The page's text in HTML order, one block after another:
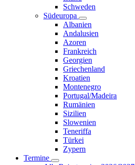
Schweden
Südeuropa
Albanien
Andalusien
Azoren
Frankreich
Georgien
Griechenland
Kroatien
Montenegro
Portugal/Madeira
Rumänien
Sizilien
Slowenien
Teneriffa
Türkei
Zypern
Termine